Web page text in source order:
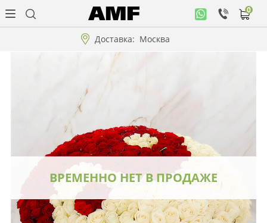
Доставка: Москва
0
кабинет
Музыкальная
Композиции
Коллекции!!!
ВРЕМЕННО НЕТ В ПРОДАЖЕ